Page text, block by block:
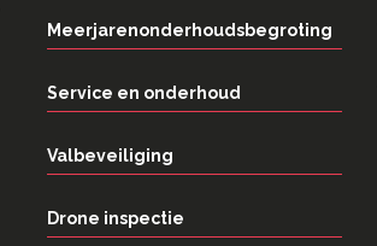
Meerjarenonderhoudsbegroting
Service en onderhoud
Valbeveiliging
Drone inspectie